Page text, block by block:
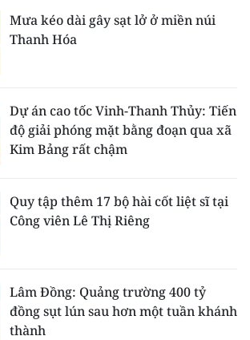
Mưa kéo dài gây sạt lở ở miền núi
Thanh Hóa
Dự án cao tốc Vinh-Thanh Thủy: Tiến
độ giải phóng mặt bằng đoạn qua xã
Kim Bảng rất chậm
Quy tập thêm 17 bộ hài cốt liệt sĩ tại
Công viên Lê Thị Riêng
Lâm Đồng: Quảng trường 400 tỷ
đồng sụt lún sau hơn một tuần khánh
thành